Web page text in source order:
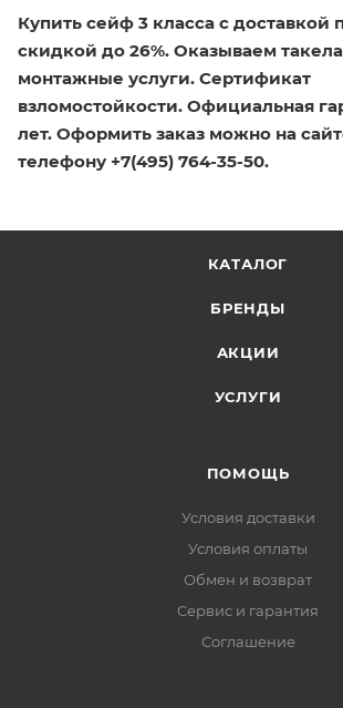
Купить сейф 3 класса с доставкой
скидкой до 26%. Оказываем
монтажные услуги. Сертификат
взломостойкости. Официальная
лет. Оформить заказ можно на
телефону +7(495) 764-35-50.
КАТАЛОГ
БРЕНДЫ
АКЦИИ
УСЛУГИ
ПОМОЩЬ
Условия доставки
Условия оплаты
Обмен и возврат
Сервис и гарантия
Соглашение